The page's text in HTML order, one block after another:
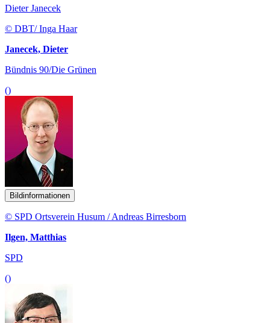
Dieter Janecek
© DBT/ Inga Haar
Janecek, Dieter
Bündnis 90/Die Grünen
()
Bildinformationen
© SPD Ortsverein Husum / Andreas Birresborn
Ilgen, Matthias
SPD
()